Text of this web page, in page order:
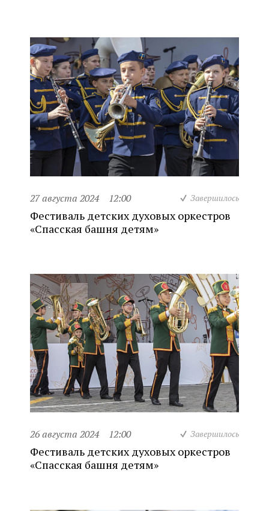
27 августа 2024 12:00 Завершилось
Фестиваль детских духовых оркестров
«Спасская башня детям»
26 августа 2024 12:00 Завершилось
Фестиваль детских духовых оркестров
«Спасская башня детям»